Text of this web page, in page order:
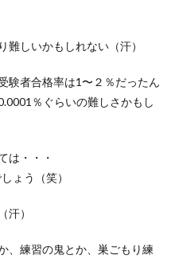
難しいかもしれない（汗）
験者合格率は1〜２％だったん
％ぐらいの難しさかもし
は・・・
ょう（笑）
汗）
、練習の鬼とか、巣ごもり練